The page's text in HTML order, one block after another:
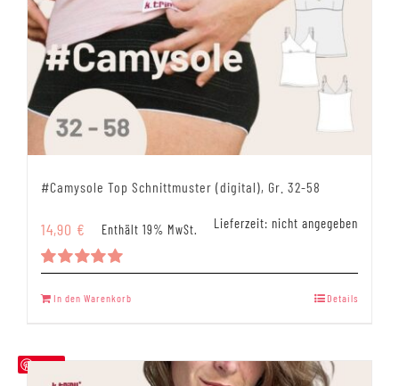
#Camysole Top Schnittmuster (digital), Gr. 32-58
mit5.00
14,90 € Enthält 19% MwSt. Lieferzeit: nicht angegeben
In den Warenkorb Details
Save